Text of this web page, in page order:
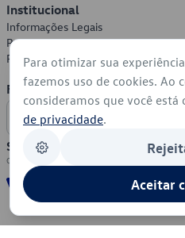
Institucional
Informações Legais
Política de Privacidade
Política de Cookies
Formas de Pagamento
Segurança
Para otimizar sua
fazemos uso de cookies. Ao
consideramos que você está
de privacidade.
Aceitar